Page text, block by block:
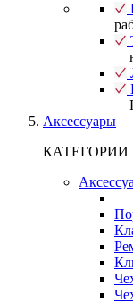
Аксессуары
КАТЕГОРИИ